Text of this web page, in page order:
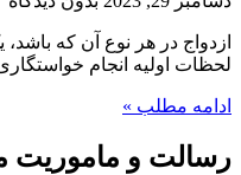
ازدواج در هر نوع آن که
لحظات اولیه انجام
ادامه مطلب »
رسالت و ماموریت